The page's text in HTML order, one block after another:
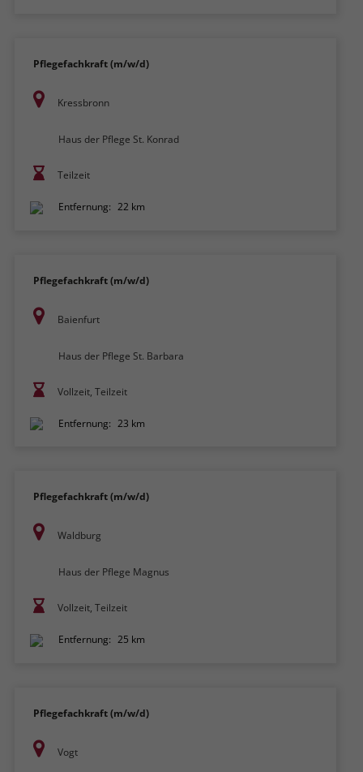
Pflegefachkraft (m/w/d)
Kressbronn
Haus der Pflege St. Konrad
Teilzeit
Entfernung: 22 km
Pflegefachkraft (m/w/d)
Baienfurt
Haus der Pflege St. Barbara
Vollzeit, Teilzeit
Entfernung: 23 km
Pflegefachkraft (m/w/d)
Waldburg
Haus der Pflege Magnus
Vollzeit, Teilzeit
Entfernung: 25 km
Pflegefachkraft (m/w/d)
Vogt